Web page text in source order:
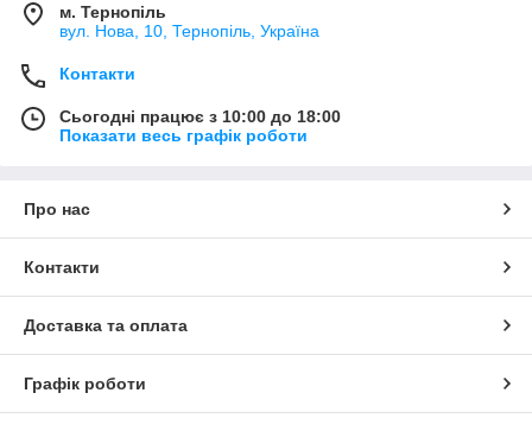
м. Тернопіль
вул. Нова, 10, Тернопіль, Україна
Контакти
Сьогодні працює з 10:00 до 18:00
Показати весь графік роботи
Про нас
Контакти
Доставка та оплата
Графік роботи